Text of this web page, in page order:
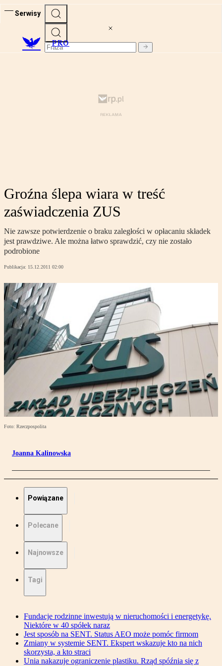
Serwisy
PRO
Groźna ślepa wiara w treść
zaświadczenia ZUS
Nie zawsze potwierdzenie o braku zaległości w opłacaniu składek
jest prawdziwe. Ale można łatwo sprawdzić, czy nie zostało
podrobione
Publikacja: 15.12.2011 02:00
Foto: Rzeczpospolita
Joanna Kalinowska
Powiązane
Polecane
Najnowsze
Tagi
Fundacje rodzinne inwestują w nieruchomości i energetykę.
Niektóre w 40 spółek naraz
Jest sposób na SENT. Status AEO może pomóc firmom
Zmiany w systemie SENT. Ekspert wskazuje kto na nich
skorzysta, a kto straci
Unia nakazuje ograniczenie plastiku. Rząd spóźnia się z